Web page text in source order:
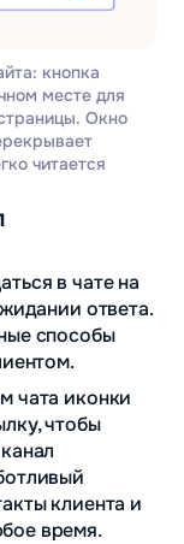
кнопка
месте для
Окно
читается
в чате на
ответа.
способы
чата иконки
чтобы
клиента и
время.